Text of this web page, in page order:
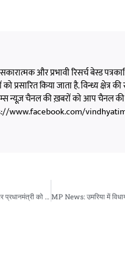
और प्रभावी रिसर्च बेस्ड
प्रसारित किया जाता है. विन्ध्य
न्यूज़ चैनल की ख़बरों को आप
www.facebook.com/
MP News: मध्यप्रदेश वक्फ बोर्ड में गैर-मुस्लिम सदस्यों की नियुक्ति पर विवाद, राष्ट्रपति और प्रधानमंत्री को भेजा गया पत्र